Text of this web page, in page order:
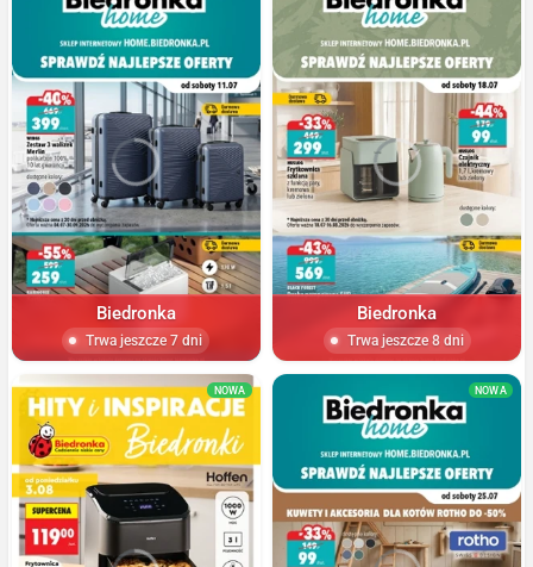
Biedronka
Trwa jeszcze 7 dni
Biedronka
Trwa jeszcze 8 dni
NOWA NOWA